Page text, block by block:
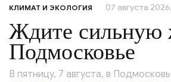
КЛИМАТ И ЭКОЛОГИЯ 07 августа
Ждите сильную
Подмосковье
В пятницу, 7 августа, в